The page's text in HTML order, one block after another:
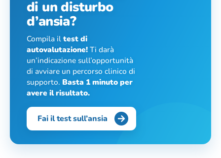
di un disturbo
d’ansia?
Compila iltest di
autovalutazione!Ti darà
un’indicazione sull’opportunità
di avviare un percorso clinico di
supporto. Basta 1 minuto per
avere il risultato.
Fai il test sull’ansia